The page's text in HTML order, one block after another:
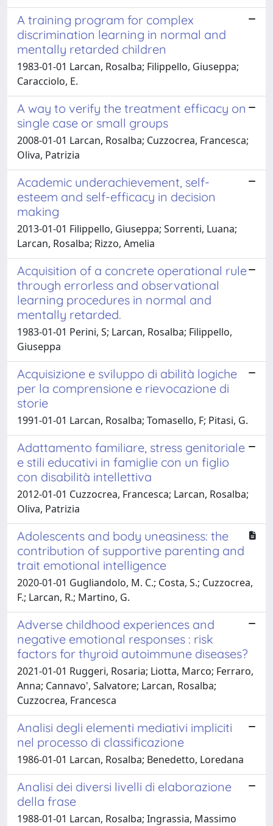
A training program for complex
discrimination learning in normal and
mentally retarded children
1983-01-01 Larcan, Rosalba; Filippello, Giuseppa;
Caracciolo, E.
A way to verify the treatment efficacy on
single case or small groups
2008-01-01 Larcan, Rosalba; Cuzzocrea, Francesca;
Oliva, Patrizia
Academic underachievement, self-
esteem and self-efficacy in decision
making
2013-01-01 Filippello, Giuseppa; Sorrenti, Luana;
Larcan, Rosalba; Rizzo, Amelia
Acquisition of a concrete operational rule
through errorless and observational
learning procedures in normal and
mentally retarded.
1983-01-01 Perini, S; Larcan, Rosalba; Filippello,
Giuseppa
Acquisizione e sviluppo di abilità logiche
per la comprensione e rievocazione di
storie
1991-01-01 Larcan, Rosalba; Tomasello, F; Pitasi, G.
Adattamento familiare, stress genitoriale
e stili educativi in famiglie con un figlio
con disabilità intellettiva
2012-01-01 Cuzzocrea, Francesca; Larcan, Rosalba;
Oliva, Patrizia
Adolescents and body uneasiness: the
contribution of supportive parenting and
trait emotional intelligence
2020-01-01 Gugliandolo, M. C.; Costa, S.; Cuzzocrea,
F.; Larcan, R.; Martino, G.
Adverse childhood experiences and
negative emotional responses : risk
factors for thyroid autoimmune diseases?
2021-01-01 Ruggeri, Rosaria; Liotta, Marco; Ferraro,
Anna; Cannavo', Salvatore; Larcan, Rosalba;
Cuzzocrea, Francesca
Analisi degli elementi mediativi impliciti
nel processo di classificazione
1986-01-01 Larcan, Rosalba; Benedetto, Loredana
Analisi dei diversi livelli di elaborazione
della frase
1988-01-01 Larcan, Rosalba; Ingrassia, Massimo